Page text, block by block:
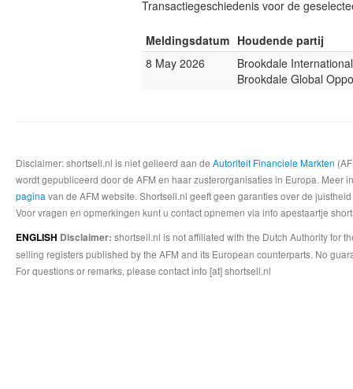
Transactiegeschiedenis voor de
Meldingsdatum Houdende partij
8 May 2026
Brookdale
Brookdale Global
Disclaimer: shortsell.nl is niet gelieerd aan de Autoriteit Financiele Markten
wordt gepubliceerd door de AFM en haar zusterorganisaties in Europa.
pagina van de AFM website. Shortsell.nl geeft geen garanties over de
Voor vragen en opmerkingen kunt u contact opnemen via info apestaartje
ENGLISH Disclaimer: shortsell.nl is not affiliated with the Dutch Authority for
selling registers published by the AFM and its European counterparts. No
For questions or remarks, please contact info [at] shortsell.nl